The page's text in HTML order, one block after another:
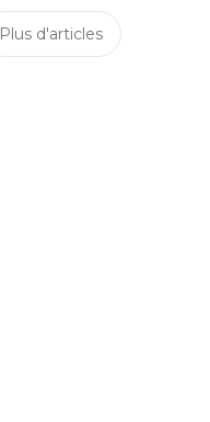
Plus d'articles